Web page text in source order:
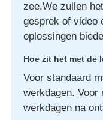
zee.We zullen
gesprek of video
oplossingen
Hoe zit het met de
Voor standaard
werkdagen. Voor
werkdagen na